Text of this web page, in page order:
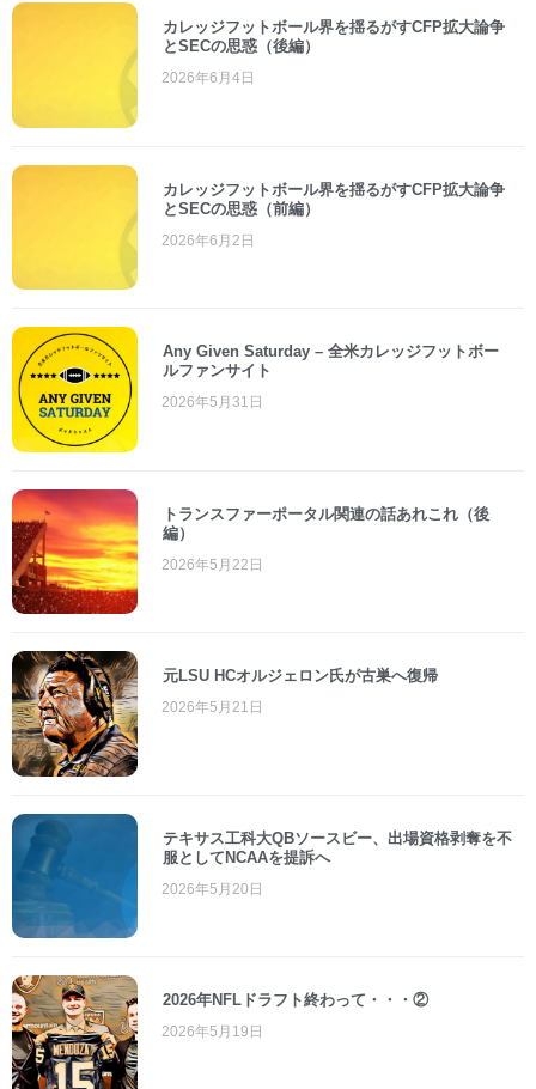
カレッジフットボール界を揺るがすCFP拡大論争
とSECの思惑（後編）
2026年6月4日
カレッジフットボール界を揺るがすCFP拡大論争
とSECの思惑（前編）
2026年6月2日
Any Given Saturday – 全米カレッジフットボー
ルファンサイト
2026年5月31日
トランスファーポータル関連の話あれこれ（後
編）
2026年5月22日
元LSU HCオルジェロン氏が古巣へ復帰
2026年5月21日
テキサス工科大QBソースビー、出場資格剥奪を不
服としてNCAAを提訴へ
2026年5月20日
2026年NFLドラフト終わって・・・②
2026年5月19日